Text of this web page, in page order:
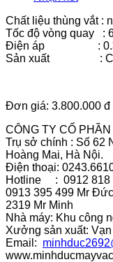
Chất liệu thùng vắt :
Tốc độ vòng quay :
Điện áp : 0.37
Sản xuất :
Đơn giá: 3.800.000 đ
CÔNG TY CỔ
Trụ sở chính : Số 62
Hoàng Mai, Hà Nội.
Điện thoại:
Hotline : 0912 818
0913 395 499 Mr
2319 Mr Minh
Nhà máy: Khu công
Xưởng sản xuất:
Email: